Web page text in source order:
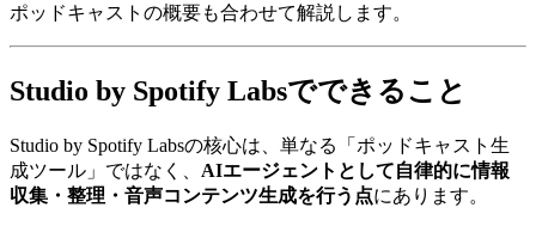
ポッドキャストの概要も合わせて解説します。
Studio by Spotify Labsでできること
Studio by Spotify Labsの核心は、単なる「ポッドキャスト生
成ツール」ではなく、 AIエージェントとして自律的に情報
収集・整理・音声コンテンツ生成を行う点にあります。